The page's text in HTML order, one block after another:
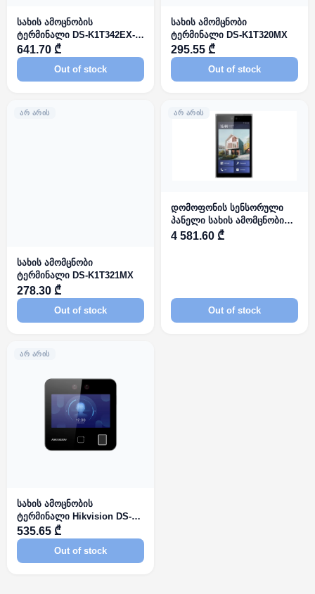
სახის ამოცნობის
ტერმინალი DS-K1T342EX-
E1
641.70 ₾
Out of stock
სახის ამომცნობი
ტერმინალი DS-K1T320MX
295.55 ₾
Out of stock
ᲐᲠ ᲐᲠᲘᲡ
სახის ამომცნობი
ტერმინალი DS-K1T321MX
278.30 ₾
Out of stock
ᲐᲠ ᲐᲠᲘᲡ
დომოფონის სენსორული
პანელი სახის ამომცნობით
Hikvision DS-KD9633-WBE6
4 581.60 ₾
Out of stock
ᲐᲠ ᲐᲠᲘᲡ
სახის ამოცნობის
ტერმინალი Hikvision DS-
K1T343MFX
535.65 ₾
Out of stock